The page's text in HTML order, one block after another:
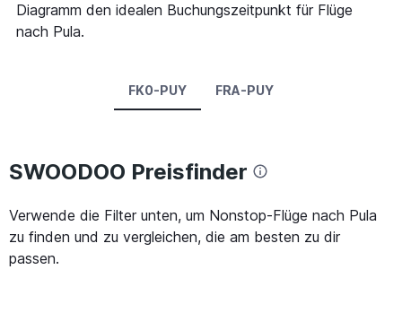
Diagramm den idealen Buchungszeitpunkt für Flüge
nach Pula.
FK0-PUY FRA-PUY
SWOODOO Preisfinder
Verwende die Filter unten, um Nonstop-Flüge nach Pula
zu finden und zu vergleichen, die am besten zu dir
passen.